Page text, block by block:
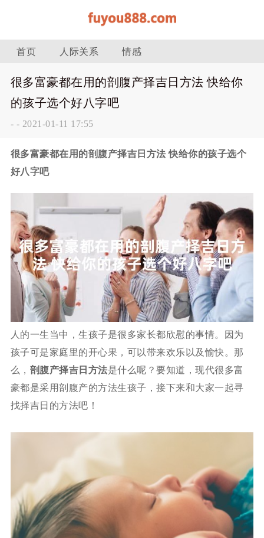
首页 人际关系 情感
很多富豪都在用的剖腹产择吉日方法 快给你
的孩子选个好八字吧
- - 2021-01-11 17:55
很多富豪都在用的剖腹产择吉日方法 快给你的孩子选个
好八字吧
人的一生当中，生孩子是很多家长都欣慰的事情。因为
孩子可是家庭里的开心果，可以带来欢乐以及愉快。那
么， 剖腹产择吉日方法是什么呢？要知道，现代很多富
豪都是采用剖腹产的方法生孩子，接下来和大家一起寻
找择吉日的方法吧！